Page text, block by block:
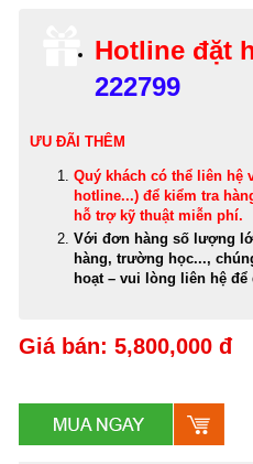
Hotline đặt
222799
ƯU ĐÃI THÊM
Quý khách có thể liên hệ
hotline...) để kiểm tra
hỗ trợ kỹ thuật miễn phí.
Với đơn hàng số lượng
hàng, trường học...,
hoạt – vui lòng liên hệ
Giá bán: 5,800,000 đ